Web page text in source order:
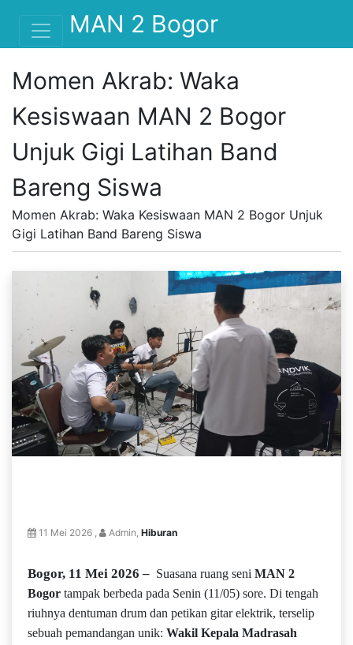
MAN 2 Bogor
Momen Akrab: Waka
Kesiswaan MAN 2 Bogor
Unjuk Gigi Latihan Band
Bareng Siswa
Momen Akrab: Waka Kesiswaan MAN 2 Bogor Unjuk
Gigi Latihan Band Bareng Siswa
11 Mei 2026 , Admin, Hiburan
Bogor, 11 Mei 2026 – Suasana ruang seni MAN 2
Bogor tampak berbeda pada Senin (11/05) sore. Di tengah
riuhnya dentuman drum dan petikan gitar elektrik, terselip
sebuah pemandangan unik: Wakil Kepala Madrasah